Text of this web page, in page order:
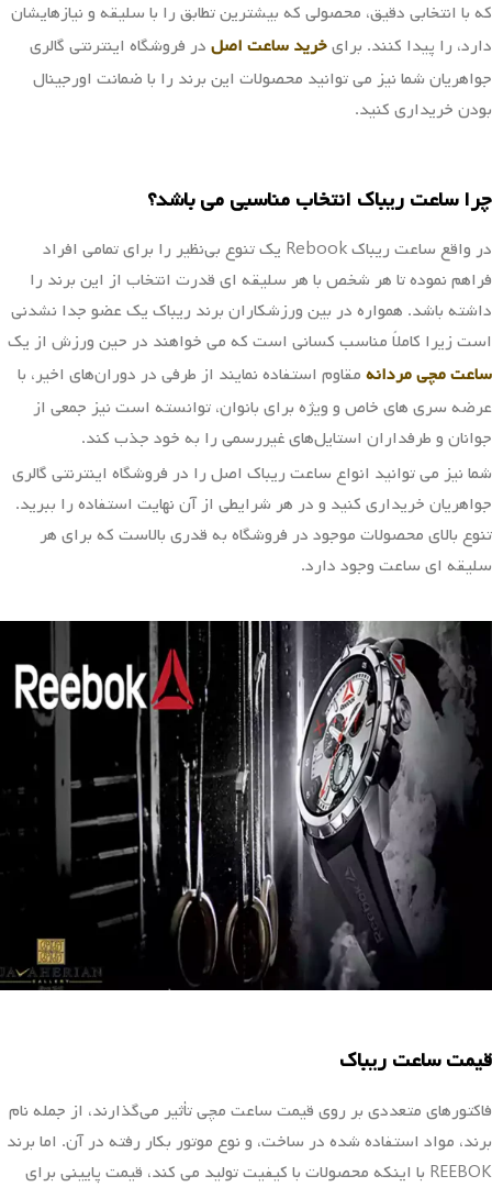
که با انتخابی دقیق، محصولی که بیشترین تطابق را با سلیقه و نیازهایشان
دارد، را پیدا کنند. برایخرید ساعت اصل در فروشگاه اینترنتی گالری
جواهریان شما نیز می توانید محصولات این برند را با ضمانت اورجینال
بودن خریداری کنید.
چرا ساعت ریباک انتخاب مناسبی می باشد؟
در واقع ساعت ریباک Rebook یک تنوع بی‌نظیر را برای تمامی افراد
فراهم نموده تا هر شخص با هر سلیقه ای قدرت انتخاب از این برند را
داشته باشد. همواره در بین ورزشکاران برند ریباک یک عضو جدا نشدنی
است زیرا کاملاً مناسب کسانی است که می خواهند در حین ورزش از یک
ساعت مچی مردانه مقاوم استفاده نمایند از طرفی در دوران‌های اخیر، با
عرضه سری های خاص و ویژه برای بانوان، توانسته است نیز جمعی از
جوانان و طرفداران استایل‌های غیررسمی را به خود جذب کند.
شما نیز می توانید انواع ساعت ریباک اصل را در فروشگاه اینترنتی گالری
جواهریان خریداری کنید و در هر شرایطی از آن نهایت استفاده را ببرید.
تنوع بالای محصولات موجود در فروشگاه به قدری بالاست که برای هر
سلیقه ای ساعت وجود دارد.
قیمت ساعت ریباک
فاکتورهای متعددی بر روی قیمت ساعت مچی تأثیر می‌گذارند، از جمله نام
برند، مواد استفاده شده در ساخت، و نوع موتور بکار رفته در آن. اما برند
REEBOK با اینکه محصولات با کیفیت تولید می کند، قیمت پایینی برای